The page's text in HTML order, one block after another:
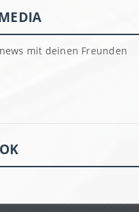
mit deinen Freunden